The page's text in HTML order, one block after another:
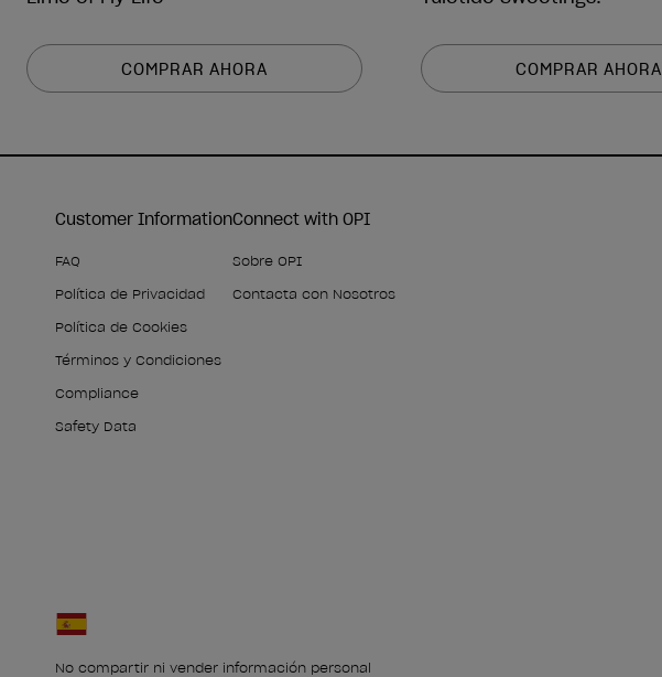
COMPRAR AHORA COMPRAR AHORA
Customer Information
FAQ
Política de Privacidad
Política de Cookies
Términos y Condiciones
Compliance
Safety Data
Connect with OPI
Sobre OPI
Contacta con Nosotros
No compartir ni vender información personal